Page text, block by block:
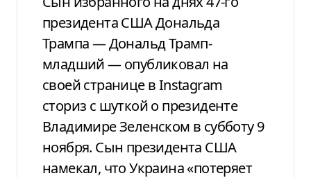
президента США Дональда
Трампа — Дональд Трамп-
младший — опубликовал на
своей странице в Instagram
сториз с шуткой о президенте
Владимире Зеленском в субботу 9
ноября. Сын президента США
намекал, что Украина «потеряет